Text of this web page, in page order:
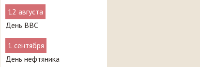
12 августа
День ВВС
1 сентября
День нефтяника